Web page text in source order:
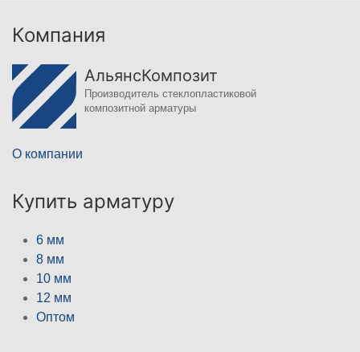
Компания
АльянсКомпозит
Производитель стеклопластиковой
композитной арматуры
О компании
Купить арматуру
6 мм
8 мм
10 мм
12 мм
Оптом